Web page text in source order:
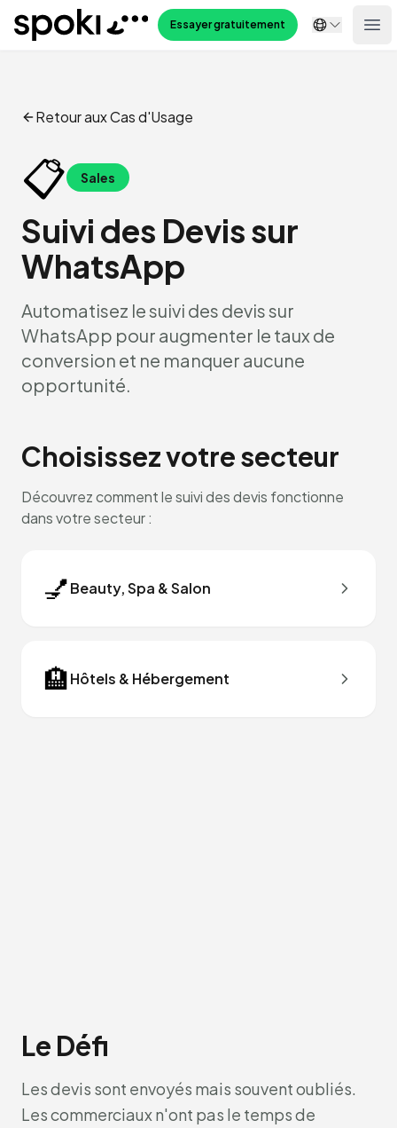
Spoki Essayer gratuitement
Retour aux Cas d'Usage
📋 Sales
Suivi des Devis sur
WhatsApp
Automatisez le suivi des devis sur
WhatsApp pour augmenter le taux de
conversion et ne manquer aucune
opportunité.
Choisissez votre secteur
Découvrez comment le suivi des devis fonctionne
dans votre secteur :
💅Beauty, Spa & Salon
🏨Hôtels & Hébergement
Le Défi
Les devis sont envoyés mais souvent oubliés.
Les commerciaux n'ont pas le temps de